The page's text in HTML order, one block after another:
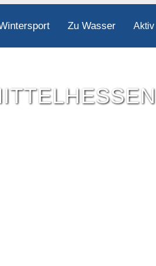
Zu Wasser Aktiv